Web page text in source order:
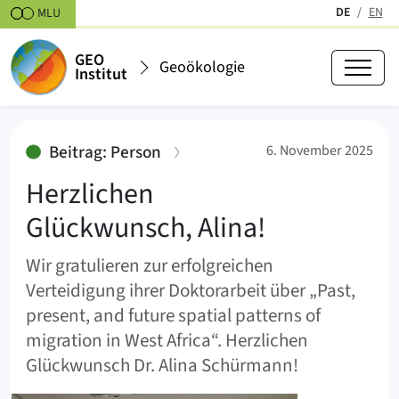
Zum Inhalt springen DE
(aktiv)
EN
MLU
GEO
Institut Geoökologie
Herzlichen Glückwunsch, Alina!
Beitrag: Person
Herzlichen
Glückwunsch, Alina!
6. November 2025
Wir gratulieren zur erfolgreichen
Verteidigung ihrer Doktorarbeit über „Past,
present, and future spatial patterns of
migration in West Africa“. Herzlichen
Glückwunsch Dr. Alina Schürmann!